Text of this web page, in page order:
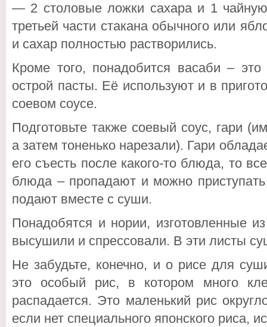
— 2 столовые ложки сахара и 1
третьей части стакана обычного или
и сахар полностью растворились.
Кроме того, понадобится васаби –
острой пасты. Её используют и в
соевом соусе.
Подготовьте также соевый соус, гари
а затем тоненько нарезали). Гари
его съесть после какого-то блюда, то
блюда – пропадают и можно
подают вместе с суши.
Понадобятся и нории, изготовленные
высушили и спрессовали. В эти листы
Не забудьте, конечно, и о рисе для
это особый рис, в котором много
распадается. Это маленький рис
если нет специального японского риса,